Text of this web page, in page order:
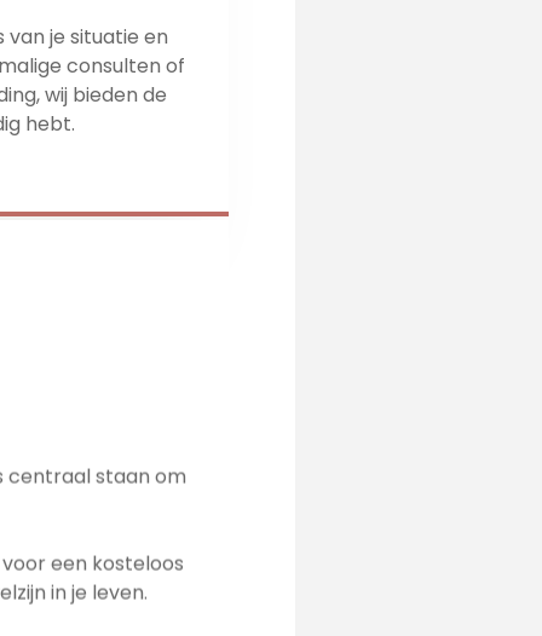
van je situatie en
consulten of
wij bieden de
hebt.
centraal staan om
een kosteloos
in je leven.